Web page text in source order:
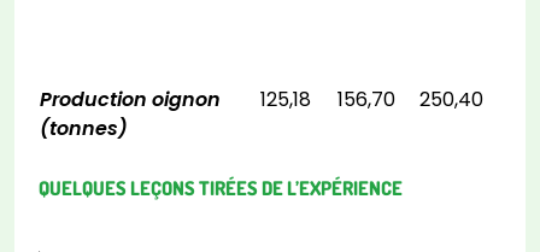
Production oignon
(tonnes)
125,18 156,70 250,40
QUELQUES LEÇONS TIRÉES DE L’EXPÉRIENCE